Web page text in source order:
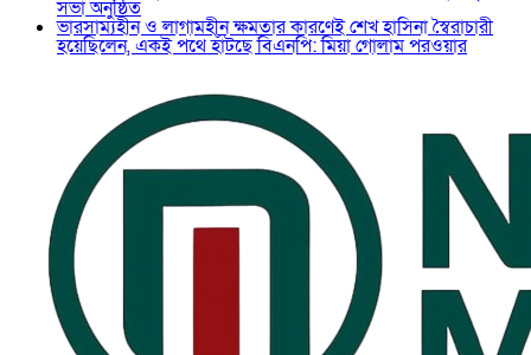
সভা অনুষ্ঠিত
ভারসাম্যহীন ও লাগামহীন ক্ষমতার কারণেই শেখ হাসিনা স্বৈরাচারী
হয়েছিলেন, একই পথে হাঁটছে বিএনপি: মিয়া গোলাম পরওয়ার